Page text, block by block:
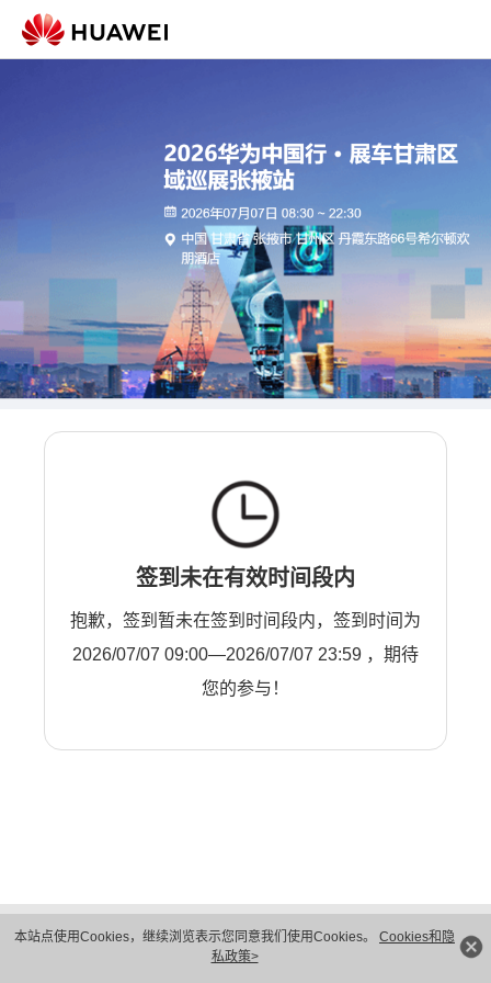
本站点使用Cookies，继续浏览表示您同意我们使用Cookies。 Cookies和隐
私政策>
签到未在有效时间段内
抱歉，签到暂未在签到时间段内，签到时间为
2026/07/07 09:00—2026/07/07 23:59 ，期待
您的参与！
隐私保护
法律声明